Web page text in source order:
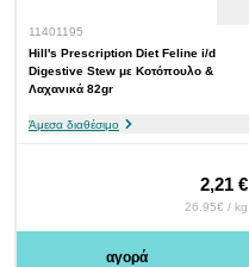
11401195
Hill's Prescription Diet Feline i/d
Digestive Stew με Κοτόπουλο &
Λαχανικά 82gr
Άμεσα διαθέσιμο
2,21 €
26.95€ / kg
αγορά